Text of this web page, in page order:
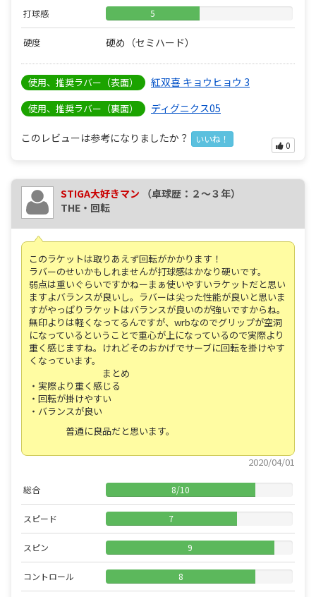
打球感 5
硬度 硬め（セミハード）
使用、推奨ラバー（表面） 紅双喜 キョウヒョウ 3
使用、推奨ラバー（裏面） ディグニクス05
このレビューは参考になりましたか？ いいね！
0
STIGA大好きマン
（卓球歴：２～３年）
THE・回転
このラケットは取りあえず回転がかかります！
ラバーのせいかもしれませんが打球感はかなり硬いです。
弱点は重いぐらいですかねーまぁ使いやすいラケットだと思い
ますよバランスが良いし。ラバーは尖った性能が良いと思いま
すがやっぱりラケットはバランスが良いのが強いですからね。
無印よりは軽くなってるんですが、wrbなのでグリップが空洞
になっているということで重心が上になっているので実際より
重く感じますね。けれどそのおかげでサーブに回転を掛けやす
くなっています。
まとめ
・実際より重く感じる
・回転が掛けやすい
・バランスが良い
普通に良品だと思います。
2020/04/01
総合 8/10
スピード 7
スピン 9
コントロール 8